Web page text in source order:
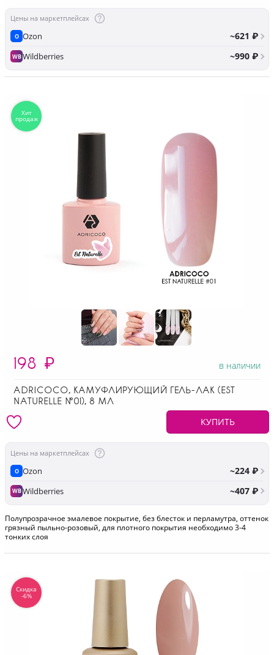
Цены на маркетплейсах
O Ozon ~621 ₽
WBWildberries ~990 ₽
198 ₽ в наличии
ADRICOCO, КАМУФЛИРУЮЩИЙ ГЕЛЬ-ЛАК (EST
NATURELLE №01), 8 МЛ
КУПИТЬ
Цены на маркетплейсах
O Ozon ~224 ₽
WBWildberries ~407 ₽
Полупрозрачное эмалевое покрытие, без блесток и перламутра, оттенок
грязный пыльно-розовый, для плотного покрытия необходимо 3-4
тонких слоя
Скидка
-6%